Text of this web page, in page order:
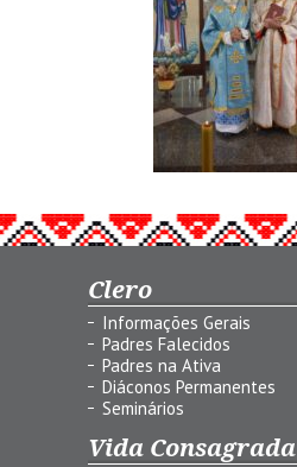
Clero
Informações Gerais
Padres Falecidos
Padres na Ativa
Diáconos Permanentes
Seminários
Vida Consagrada